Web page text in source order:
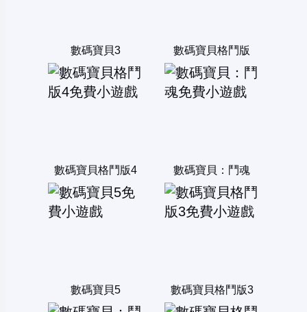
數碼寶貝3 數碼寶貝格鬥版
數碼寶貝格鬥版4 數碼寶貝：鬥魂
數碼寶貝5 數碼寶貝格鬥版3